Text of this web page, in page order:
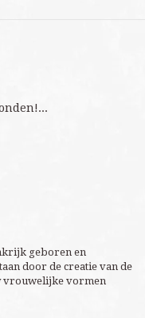
geboren en
door de creatie van de
vrouwelijke vormen